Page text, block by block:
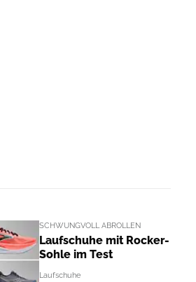
SCHWUNGVOLL ABROLLEN
Laufschuhe mit Rocker-
Sohle im Test
Laufschuhe